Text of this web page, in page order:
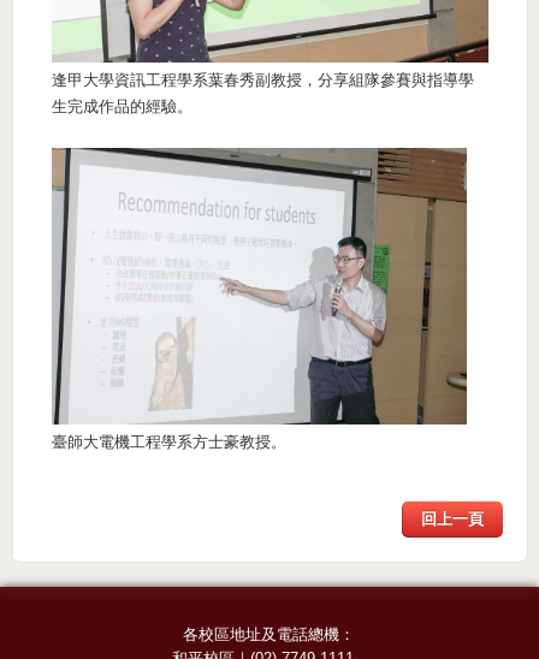
逢甲大學資訊工程學系葉春秀副教授，分享組隊參賽與指導學
生完成作品的經驗。
臺師大電機工程學系方士豪教授。
回上一頁
各校區地址及電話總機：